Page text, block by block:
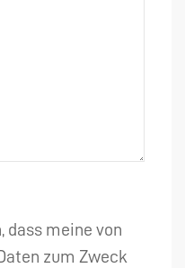
dass meine von
zum Zweck